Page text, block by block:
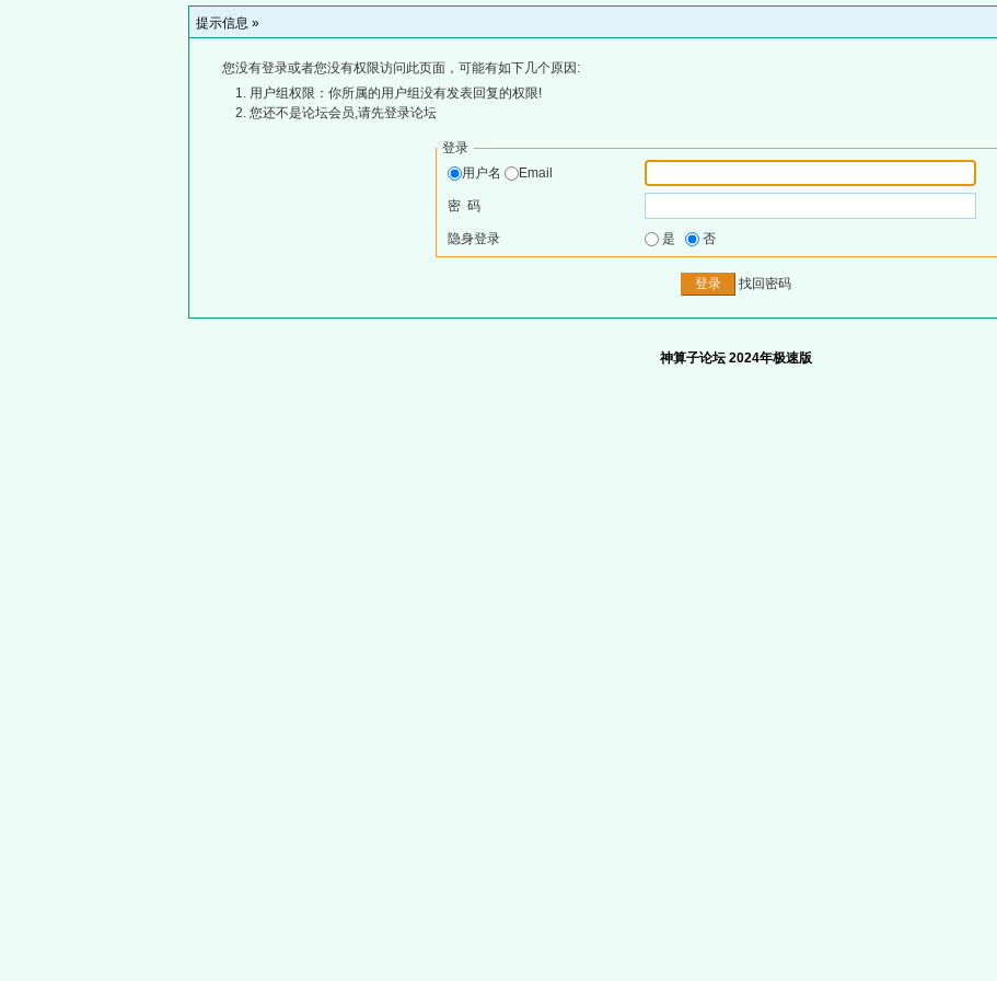
提示信息 »
您没有登录或者您没有权限访问此页面，可能有如下几个原因:
用户组权限：你所属的用户组没有发表回复的权限!
您还不是论坛会员,请先登录论坛
登录
用户名
Email
密 码
隐身登录 是 否
找回密码
神算子论坛 2024年极速版